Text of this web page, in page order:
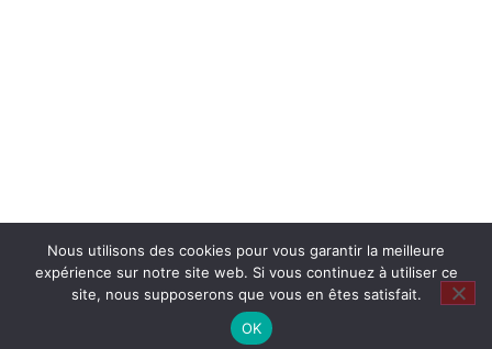
Nous utilisons des cookies pour vous garantir la meilleure
expérience sur notre site web. Si vous continuez à utiliser ce
site, nous supposerons que vous en êtes satisfait.
OK